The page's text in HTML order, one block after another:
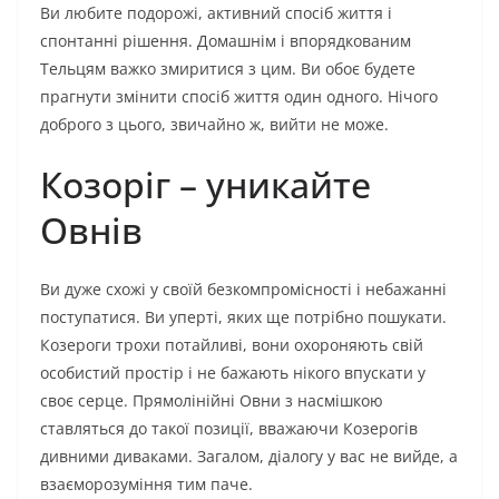
Ви любите подорожі, активний спосіб життя і
спонтанні рішення. Домашнім і впорядкованим
Тельцям важко змиритися з цим. Ви обоє будете
прагнути змінити спосіб життя один одного. Нічого
доброго з цього, звичайно ж, вийти не може.
Козоріг – уникайте
Овнів
Ви дуже схожі у своїй безкомпромісності і небажанні
поступатися. Ви уперті, яких ще потрібно пошукати.
Козероги трохи потайливі, вони охороняють свій
особистий простір і не бажають нікого впускати у
своє серце. Прямолінійні Овни з насмішкою
ставляться до такої позиції, вважаючи Козерогів
дивними диваками. Загалом, діалогу у вас не вийде, а
взаєморозуміння тим паче.